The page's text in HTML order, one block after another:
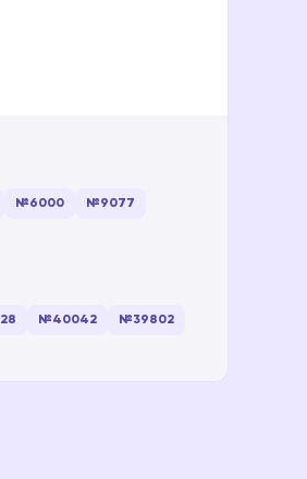
№6000 №9077
№40042 №39802